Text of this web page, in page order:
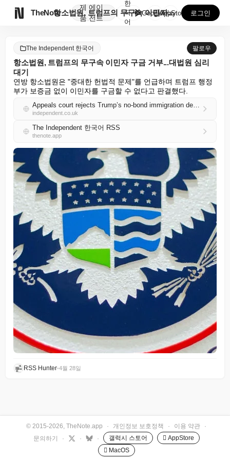
TheNote
제
품
에이
전트
항소법원, 트럼프의 무구속 이민자 구금 거부...대법원...
한
국
어
GooglePlay
AppStore 로그인
The Independent 한국어 팔로우
항소법원, 트럼프의 무구속 이민자 구금 거부...대법원 심리
대기
연방 항소법원은 "중대한 헌법적 문제"를 언급하며 트럼프 행정
부가 보증금 없이 이민자를 구금할 수 없다고 판결했다.
Appeals court rejects Trump’s no-bond immigration detentions, setting stage for Supreme Court review
independent.co.uk
The Independent 한국어 RSS
thenote.app
RSS Hunter•4월 28일
© 2015-2026, TheNote.app · 개인정보 보호정책 · 이용 약관
·
문의하기
· · · 갤럭시 스토어
 AppStore
 MacOS